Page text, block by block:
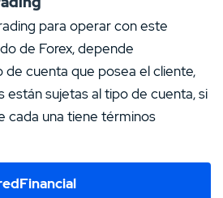
para operar con este
de Forex, depende
cuenta que posea el cliente,
están sujetas al tipo de cuenta, si
cada una tiene términos